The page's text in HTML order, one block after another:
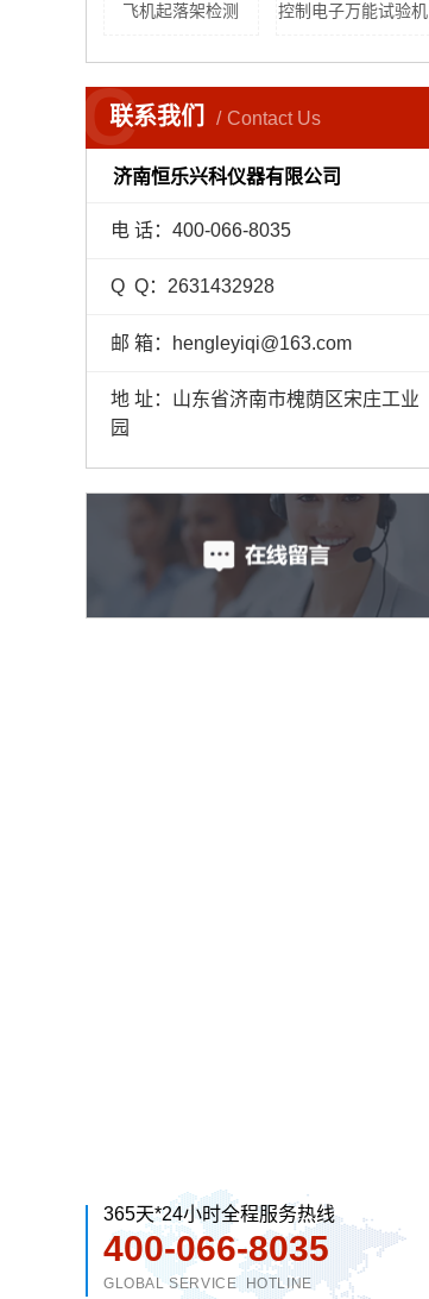
飞机起落架检测 控制电子万能试验机
联系我们 Contact Us
C
济南恒乐兴科仪器有限公司
电 话：400-066-8035
Q Q：2631432928
邮 箱：hengleyiqi@163.com
地 址：山东省济南市槐荫区宋庄工业
园
365天*24小时全程服务热线
400-066-8035
GLOBAL SERVICE HOTLINE